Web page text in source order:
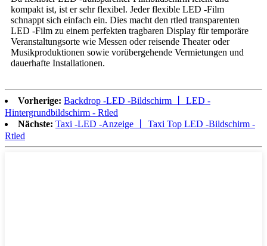
kompakt ist, ist er sehr flexibel. Jeder flexible LED -Film
schnappt sich einfach ein. Dies macht den rtled transparenten
LED -Film zu einem perfekten tragbaren Display für temporäre
Veranstaltungsorte wie Messen oder reisende Theater oder
Musikproduktionen sowie vorübergehende Vermietungen und
dauerhafte Installationen.
Vorherige: Backdrop -LED -Bildschirm 丨 LED -
Hintergrundbildschirm - Rtled
Nächste: Taxi -LED -Anzeige 丨 Taxi Top LED -Bildschirm -
Rtled